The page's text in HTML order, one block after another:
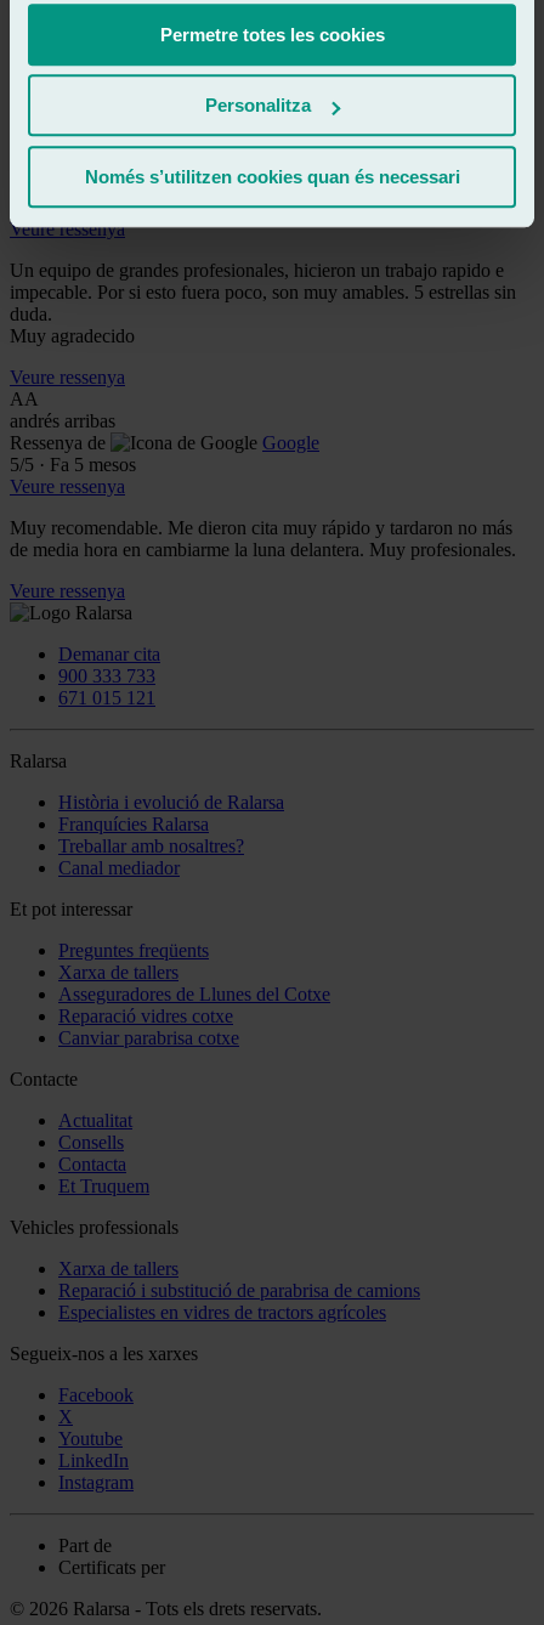
Permetre totes les cookies
Personalitza
Només s’utilitzen cookies quan és necessari
Unos auténticos profesionales!
Rápidos y eficientes!
Recomiendo al 100%
AR
Ressenya de
Google
/5· Fa 4 mesos
Veure ressenya
Un equipo de grandes profesionales, hicieron un trabajo rapido e
impecable. Por si esto fuera poco, son muy amables. 5 estrellas sin
duda.
Muy agradecido
Veure ressenya
AA
andrés arribas
Ressenya de
Google
5/5 · Fa 5 mesos
Veure ressenya
Muy recomendable. Me dieron cita muy rápido y tardaron no más
de media hora en cambiarme la luna delantera. Muy profesionales.
Veure ressenya
Demanar cita
900 333 733
671 015 121
Ralarsa
Història i evolució de Ralarsa
Franquícies Ralarsa
Treballar amb nosaltres?
Canal mediador
Et pot interessar
Preguntes freqüents
Xarxa de tallers
Asseguradores de Llunes del Cotxe
Reparació vidres cotxe
Canviar parabrisa cotxe
Contacte
Actualitat
Consells
Contacta
Et Truquem
Vehicles professionals
Xarxa de tallers
Reparació i substitució de parabrisa de camions
Especialistes en vidres de tractors agrícoles
Segueix-nos a les xarxes
Facebook
X
Youtube
LinkedIn
Instagram
Part de
Certificats per
© 2026 Ralarsa - Tots els drets reservats.